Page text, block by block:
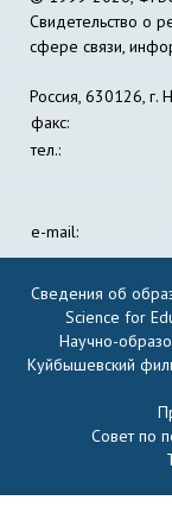
Свидетельство о
сфере связи,
Россия, 630126, г.
факс:
тел.:
e-mail:
Сведения об
Science for
Научно-
Куйбышевский
Совет по